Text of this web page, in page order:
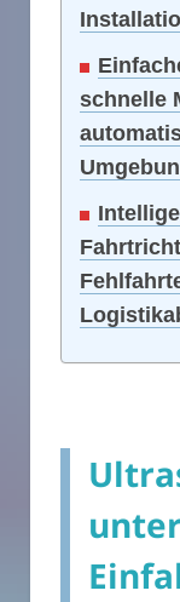
schnelle